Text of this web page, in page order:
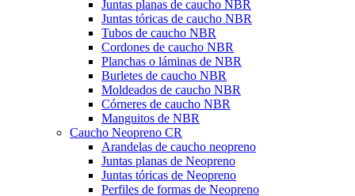
Juntas planas de caucho NBR
Juntas tóricas de caucho NBR
Tubos de caucho NBR
Cordones de caucho NBR
Planchas o láminas de NBR
Burletes de caucho NBR
Moldeados de caucho NBR
Córneres de caucho NBR
Manguitos de NBR
Caucho Neopreno CR
Arandelas de caucho neopreno
Juntas planas de Neopreno
Juntas tóricas de Neopreno
Perfiles de formas de Neopreno